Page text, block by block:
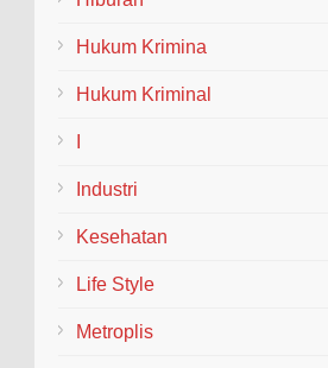
(Welcome and Farewell Parade) bagi
Hukum Krimina
Hukum Kriminal
Industri
Kesehatan
Life Style
Metroplis